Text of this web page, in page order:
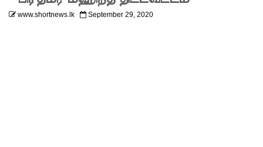
எரிசக்தித்
www.shortnews.lk September 29, 2020